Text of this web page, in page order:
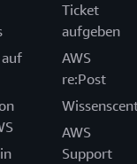
auf
Ticket
aufgeben
AWS
re:Post
AWS
Support